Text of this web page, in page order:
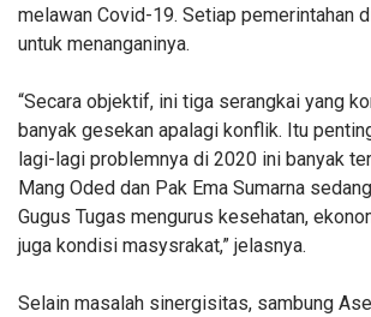
melawan Covid-19. Setiap pemerintahan
untuk menanganinya.
“Secara objektif, ini tiga serangkai yang
banyak gesekan apalagi konflik. Itu
lagi-lagi problemnya di 2020 ini banyak
Mang Oded dan Pak Ema Sumarna
Gugus Tugas mengurus kesehatan,
juga kondisi masysrakat,” jelasnya.
Selain masalah sinergisitas, sambung